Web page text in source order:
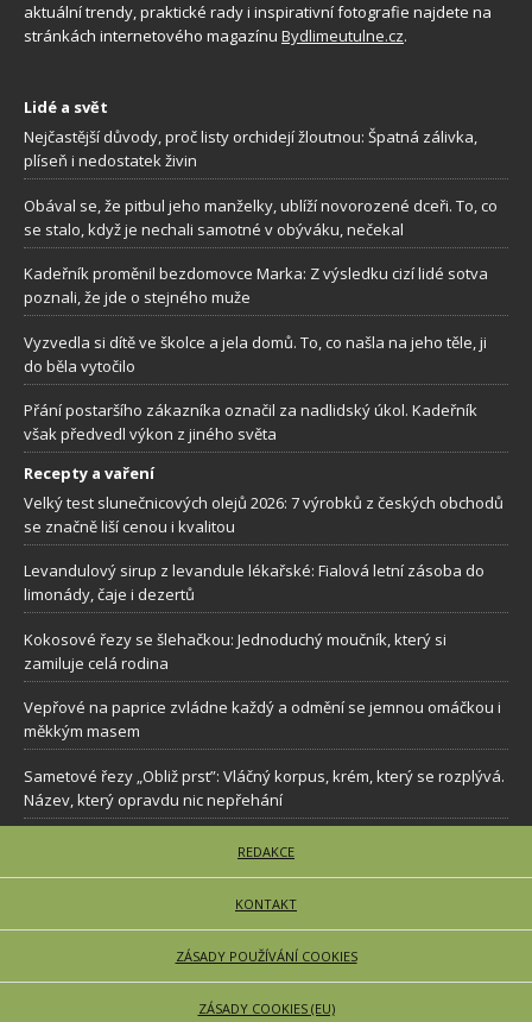
aktuální trendy, praktické rady i inspirativní fotografie najdete na
stránkách internetového magazínu Bydlimeutulne.cz.
Lidé a svět
Nejčastější důvody, proč listy orchidejí žloutnou: Špatná zálivka,
plíseň i nedostatek živin
Obával se, že pitbul jeho manželky, ublíží novorozené dceři. To, co
se stalo, když je nechali samotné v obýváku, nečekal
Kadeřník proměnil bezdomovce Marka: Z výsledku cizí lidé sotva
poznali, že jde o stejného muže
Vyzvedla si dítě ve školce a jela domů. To, co našla na jeho těle, ji
do běla vytočilo
Přání postaršího zákazníka označil za nadlidský úkol. Kadeřník
však předvedl výkon z jiného světa
Recepty a vaření
Velký test slunečnicových olejů 2026: 7 výrobků z českých obchodů
se značně liší cenou i kvalitou
Levandulový sirup z levandule lékařské: Fialová letní zásoba do
limonády, čaje i dezertů
Kokosové řezy se šlehačkou: Jednoduchý moučník, který si
zamiluje celá rodina
Vepřové na paprice zvládne každý a odmění se jemnou omáčkou i
měkkým masem
Sametové řezy „Obliž prst”: Vláčný korpus, krém, který se rozplývá.
Název, který opravdu nic nepřehání
REDAKCE
KONTAKT
ZÁSADY POUŽÍVÁNÍ COOKIES
ZÁSADY COOKIES (EU)